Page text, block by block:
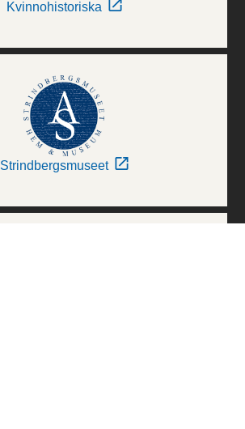
Kvinnohistoriska
Strindbergsmuseet